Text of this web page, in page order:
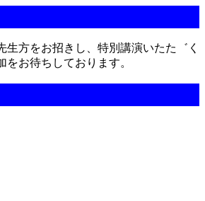
方をお招きし、特別講演いたた゛く
お待ちしております。